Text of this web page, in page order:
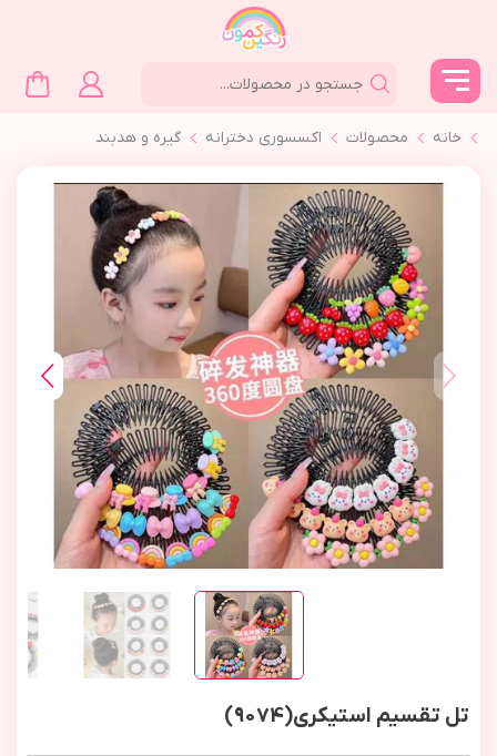
خانه محصولات اکسسوری دخترانه گیره و هدبند
تل تقسیم استیکری(9074)